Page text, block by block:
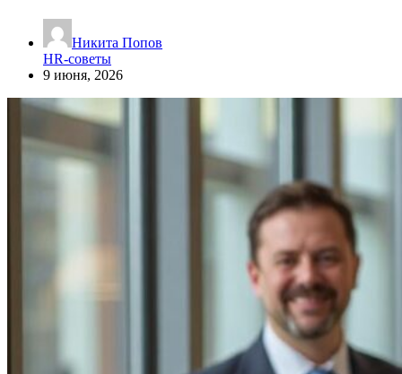
Никита Попов
HR-советы
9 июня, 2026